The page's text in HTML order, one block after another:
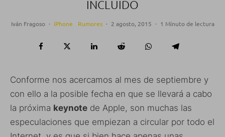
INCLUIDO
Iván Fragoso · iPhone Rumores · 2 agosto, 2015 · 1 Minuto de lectura
Conforme nos acercamos al mes de septiembre y
con ello a la posible fecha en que se llevará a cabo
la próxima keynote de Apple, son muchas las
especulaciones que empiezan a circular por todo el